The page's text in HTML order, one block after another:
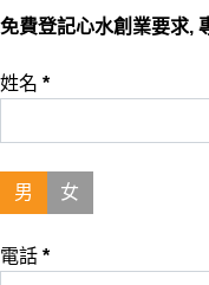
免費登記心水創業要求,
姓名 *
男 女
電話 *